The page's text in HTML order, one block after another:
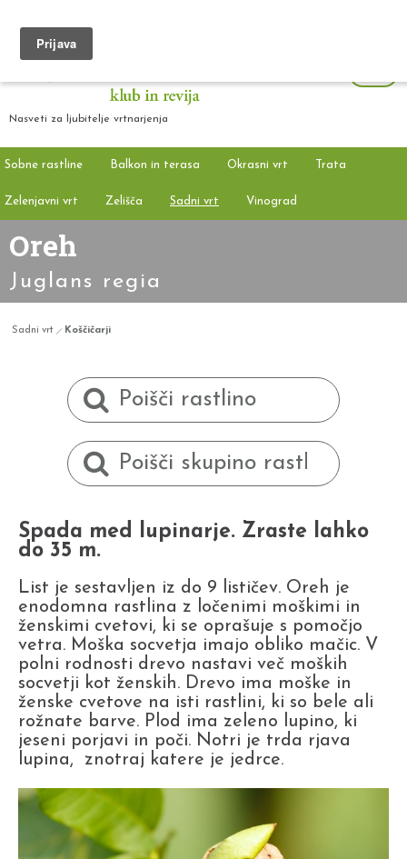
Nasveti za ljubitelje vrtnarjenja
Sobne rastline Balkon in terasa Okrasni vrt Trata
Zelenjavni vrt Zelišča Sadni vrt Vinograd
Oreh
Juglans regia
Sadni vrt Koščičarji
Spada med lupinarje. Zraste lahko
do 35 m.
List je sestavljen iz do 9 lističev. Oreh je
enodomna rastlina z ločenimi moškimi in
ženskimi cvetovi, ki se oprašuje s pomočjo
vetra. Moška socvetja imajo obliko mačic. V
polni rodnosti drevo nastavi več moških
socvetji kot ženskih. Drevo ima moške in
ženske cvetove na isti rastlini, ki so bele ali
rožnate barve. Plod ima zeleno lupino, ki
jeseni porjavi in poči. Notri je trda rjava
lupina, znotraj katere je jedrce.